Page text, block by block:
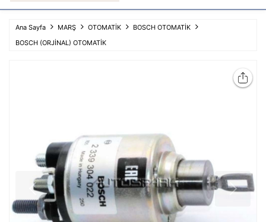
Ana Sayfa MARŞ OTOMATİK
BOSCH OTOMATİK
BOSCH (ORJİNAL) OTOMATİK